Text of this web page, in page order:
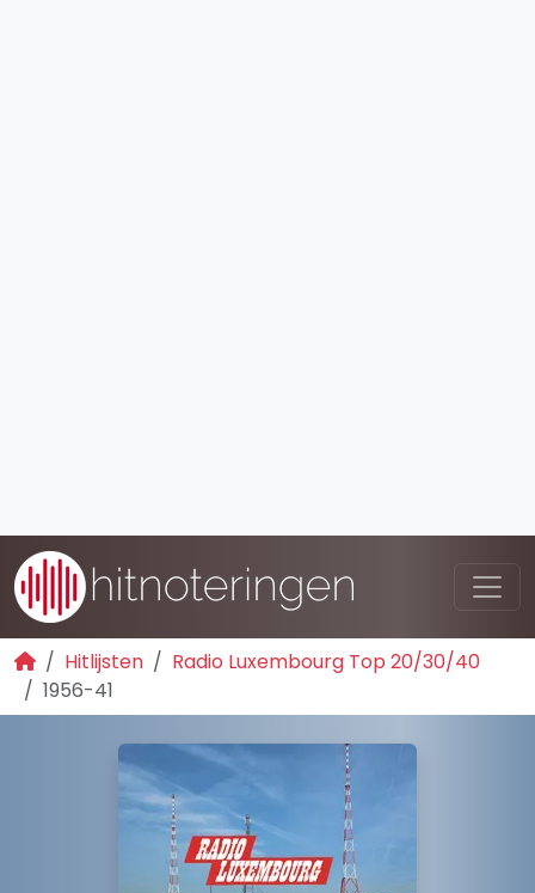
Hitlijsten
Radio Luxembourg Top 20/30/40
1956-41